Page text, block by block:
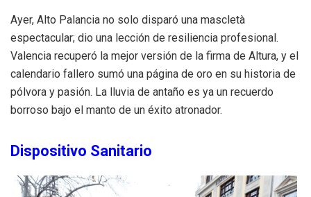
Ayer, Alto Palancia no solo disparó una mascletà
espectacular; dio una lección de resiliencia profesional.
Valencia recuperó la mejor versión de la firma de Altura, y el
calendario fallero sumó una página de oro en su historia de
pólvora y pasión. La lluvia de antaño es ya un recuerdo
borroso bajo el manto de un éxito atronador.
Dispositivo Sanitario